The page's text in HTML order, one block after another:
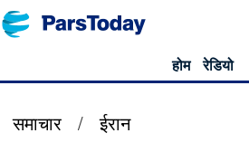
होम रेडियो
समाचार / ईरान